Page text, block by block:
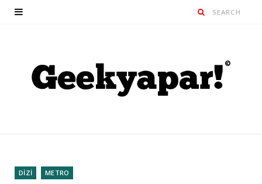
DİZİ METRO